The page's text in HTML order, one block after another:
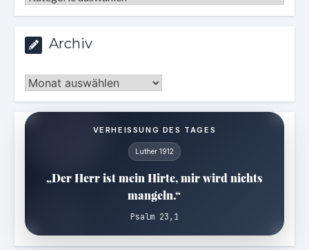
Archiv
Archiv
VERHEISSUNG DES TAGES
Luther 1912
„Der Herr ist mein Hirte, mir wird nichts
mangeln.“
Psalm 23,1